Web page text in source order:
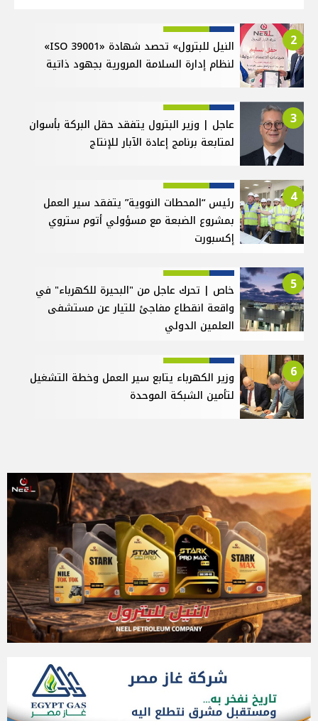
2
النيل للبترول» تحصد شهادة «ISO 39001»
لنظام إدارة السلامة المرورية بجهود ذاتية
3
عاجل | وزير البترول يتفقد حقل البركة بأسوان
لمتابعة برنامج إعادة الآبار للإنتاج
4
رئيس “المحطات النووية” يتفقد سير العمل
بمشروع الضبعة مع مسؤولي أتوم ستروي
إكسبورت
5
خاص | تحرك عاجل من "البحيرة للكهرباء" في
واقعة انقطاع مفاجئ للتيار عن مستشفى
العلمين الدولي
6
وزير الكهرباء يتابع سير العمل وخطة التشغيل
لتأمين الشبكة الموحدة